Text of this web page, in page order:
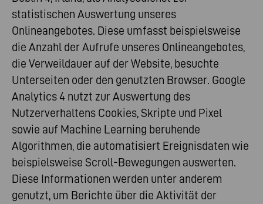
statistischen Auswertung unseres
Onlineangebotes. Diese umfasst beispielsweise
die Anzahl der Aufrufe unseres Onlineangebotes,
die Verweildauer auf der Website, besuchte
Unterseiten oder den genutzten Browser. Google
Analytics 4 nutzt zur Auswertung des
Nutzerverhaltens Cookies, Skripte und Pixel
sowie auf Machine Learning beruhende
Algorithmen, die automatisiert Ereignisdaten wie
beispielsweise Scroll-Bewegungen auswerten.
Diese Informationen werden unter anderem
genutzt, um Berichte über die Aktivität der